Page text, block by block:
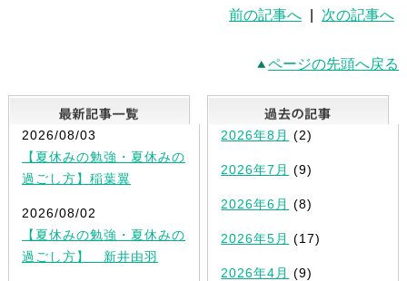
前の記事へ 次の記事へ
ページの先頭へ戻る
最新記事一覧
2026/08/03
【夏休みの勉強・夏休みの
過ごし方】稲葉翼
2026/08/02
【夏休みの勉強・夏休みの
過ごし方】 新井由羽
2026年8月 (2)
2026年7月 (9)
2026年6月 (8)
2026年5月 (17)
2026年4月 (9)